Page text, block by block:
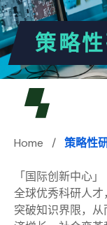
策略
Home / 策略性
「国际创新中心
全球优秀科研人
突破知识界限，